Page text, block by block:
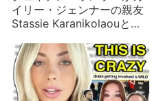
イリー・ジェンナーの親友
Stassie Karanikolaouと交